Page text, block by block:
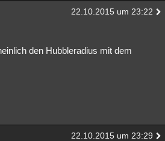
22.10.2015 um 23:22
den Hubbleradius mit dem
22.10.2015 um 23:29